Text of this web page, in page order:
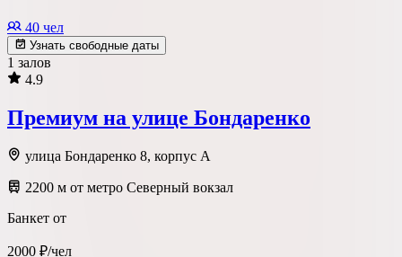
40 чел
Узнать свободные даты
1 залов
4.9
Премиум на улице Бондаренко
улица Бондаренко 8, корпус А
2200 м от метро Северный вокзал
Банкет от
2000 ₽/чел